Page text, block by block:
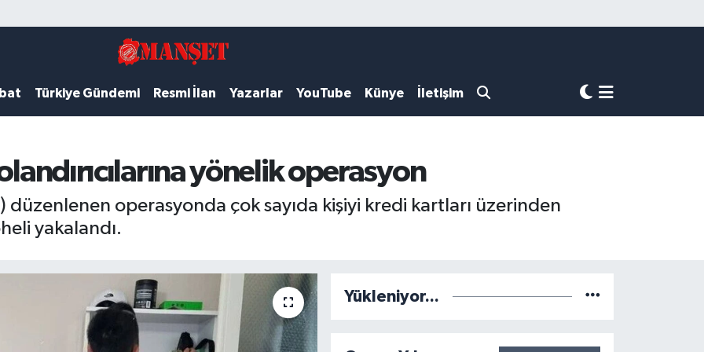
Türkiye Gündemi Resmi İlan Yazarlar YouTube Künye İletişim
yönelik operasyon
düzenlenen operasyonda çok sayıda kişiyi kredi kartları üzerinden
yakalandı.
Yükleniyor...